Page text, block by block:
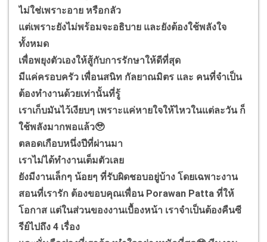
ไม่ใช่เพราะอาย หรือกลัว
แต่เพราะยังไม่พร้อมจะอธิบาย และยังต้องใช้พลังใจ
ทั้งหมด
เพื่อพยุงตัวเองให้สู้กับการรักษาให้ดีที่สุด
มีแค่ครอบครัว เพื่อนสนิท กัลยาณมิตร และ คนที่จำเป็น
ต้องทำงานด้วยเท่านั้นที่รู้
เราเก็บมันไว้เงียบๆ เพราะแค่หายใจให้ไหวในแต่ละวัน ก็
ใช้พลังมากพอแล้ว🥹
ตลอดเกือบหนึ่งปีที่ผ่านมา
เราไม่ได้ทำงานเต็มตัวเลย
ยังมีงานเล็กๆ น้อยๆ ที่รับผิดชอบอยู่บ้าง โดยเฉพาะงาน
สอนที่เรารัก ต้องขอบคุณเพื่อน Porawan Patta ที่ให้
โอกาส แต่ในส่วนของงานเบื้องหน้า เราจำเป็นต้องคืนซี
รีย์ไปถึง 4 เรื่อง